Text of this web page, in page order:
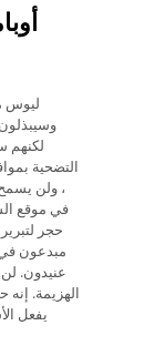
ليوس
لكنهم
التضحية
، ولن
في موقع
حجر
مبدعون
عنيدون.
الهزيمة.
يفعل